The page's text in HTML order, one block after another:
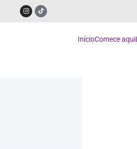
InícioComece aqui